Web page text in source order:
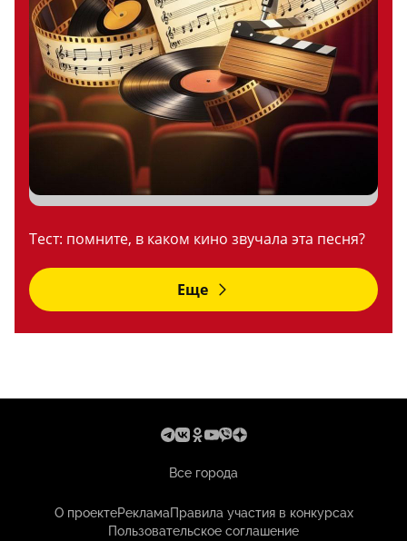
Тест: помните, в каком кино звучала эта песня?
Еще
Все города
О проектеРекламаПравила участия в конкурсах
Пользовательское соглашение